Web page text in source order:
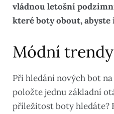
vládnou letošní
které boty obout,
Módní
Při hledání nových bot
položte jednu základní
příležitost boty hledáte?